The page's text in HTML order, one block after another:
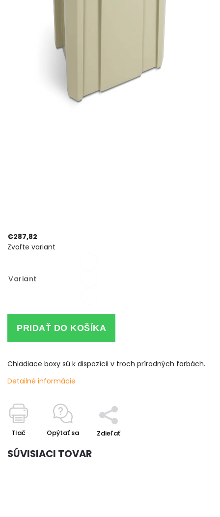
€287,82
Zvoľte variant
Variant
PRIDAŤ DO KOŠÍKA
Chladiace boxy sú k dispozícii v troch prírodných farbách.
Detailné informácie
Tlač Opýtať sa Zdieľať
SÚVISIACI TOVAR